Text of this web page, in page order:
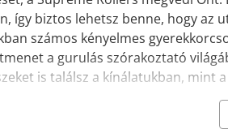
így biztos lehetsz benne, hogy az
számos kényelmes
a gurulás szórakoztató
is találsz a kínálatukban, mint
ben adta ki az első Supreme